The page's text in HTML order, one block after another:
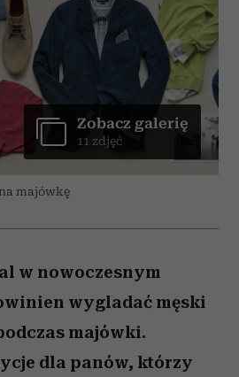
majówkę
Zobacz galerię
11 zdjęć
w nowoczesnym
wygladać męski
majówki.
dla panów, którzy